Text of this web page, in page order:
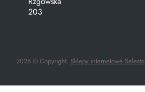
203
2026 © Copyright. Sklepy internetowe Selesto